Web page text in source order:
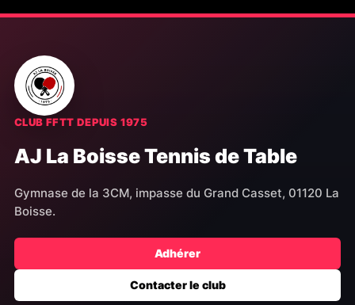
CLUB FFTT DEPUIS 1975
AJ La Boisse Tennis de Table
Gymnase de la 3CM, impasse du Grand Casset, 01120 La
Boisse.
Adhérer
Contacter le club